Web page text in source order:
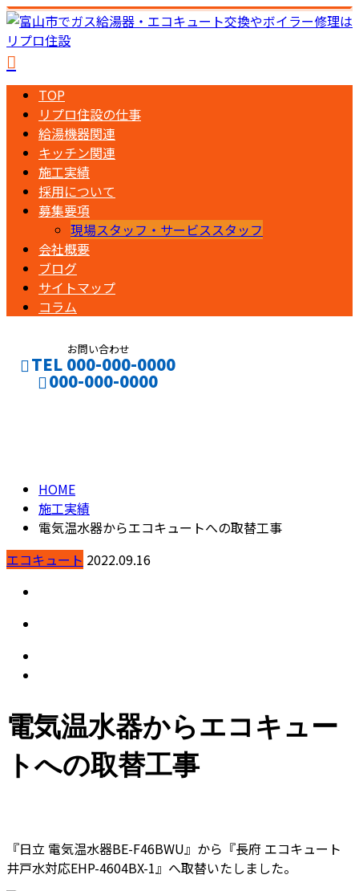
TOP
リプロ住設の仕事
給湯機器関連
キッチン関連
施工実績
採用について
募集要項
現場スタッフ・サービススタッフ
会社概要
ブログ
サイトマップ
コラム
お問い合わせ
TEL 000-000-0000
000-000-0000
HOME
施工実績
電気温水器からエコキュートへの取替工事
エコキュート 2022.09.16
電気温水器からエコキュー
トへの取替工事
『日立 電気温水器BE-F46BWU』から『長府 エコキュート
井戸水対応EHP-4604BX-1』へ取替いたしました。